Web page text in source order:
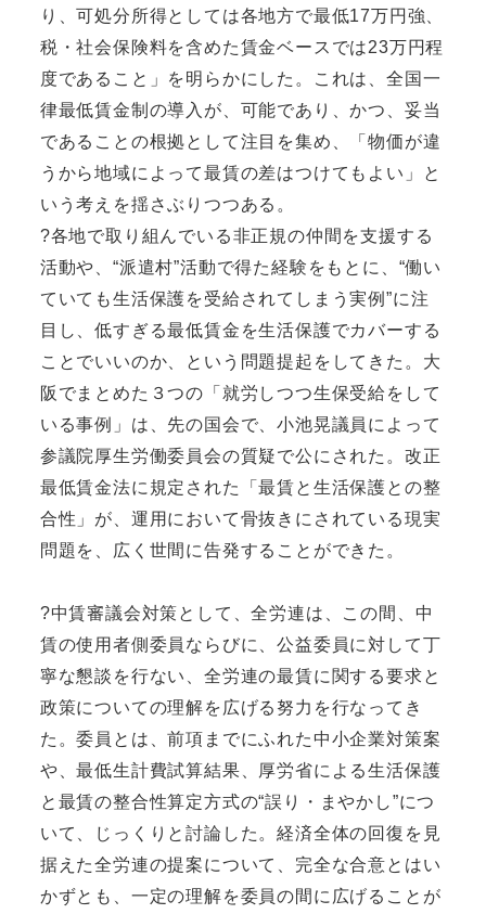
り、可処分所得としては各地方で最低17万円強、
税・社会保険料を含めた賃金ベースでは23万円程
度であること」を明らかにした。これは、全国一
律最低賃金制の導入が、可能であり、かつ、妥当
であることの根拠として注目を集め、「物価が違
うから地域によって最賃の差はつけてもよい」と
いう考えを揺さぶりつつある。
?各地で取り組んでいる非正規の仲間を支援する
活動や、“派遣村”活動で得た経験をもとに、“働い
ていても生活保護を受給されてしまう実例”に注
目し、低すぎる最低賃金を生活保護でカバーする
ことでいいのか、という問題提起をしてきた。大
阪でまとめた３つの「就労しつつ生保受給をして
いる事例」は、先の国会で、小池晃議員によって
参議院厚生労働委員会の質疑で公にされた。改正
最低賃金法に規定された「最賃と生活保護との整
合性」が、運用において骨抜きにされている現実
問題を、広く世間に告発することができた。
?中賃審議会対策として、全労連は、この間、中
賃の使用者側委員ならびに、公益委員に対して丁
寧な懇談を行ない、全労連の最賃に関する要求と
政策についての理解を広げる努力を行なってき
た。委員とは、前項までにふれた中小企業対策案
や、最低生計費試算結果、厚労省による生活保護
と最賃の整合性算定方式の“誤り・まやかし”につ
いて、じっくりと討論した。経済全体の回復を見
据えた全労連の提案について、完全な合意とはい
かずとも、一定の理解を委員の間に広げることが